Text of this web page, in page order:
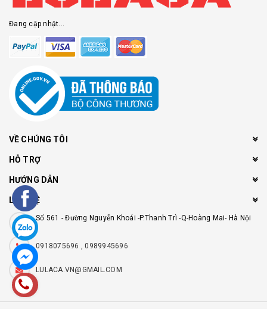
Đang cập nhật...
VỀ CHÚNG TÔI
HỖ TRỢ
HƯỚNG DẪN
LIÊN HỆ
Số 561 - Đường Nguyễn Khoái -P.Thanh Trì -Q-Hoàng Mai- Hà Nội
0918075696 , 0989945696
LULACA.VN@GMAIL.COM